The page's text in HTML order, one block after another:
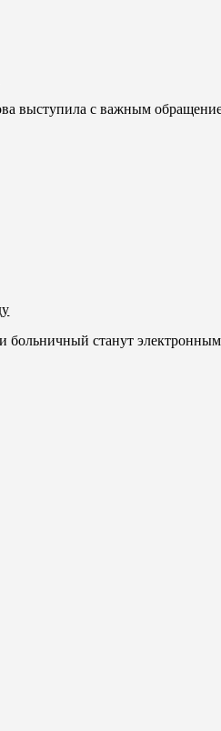
выступила с важным
станут электронными